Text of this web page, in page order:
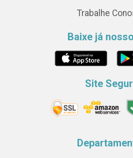
Trabalhe
Baixe já
Site